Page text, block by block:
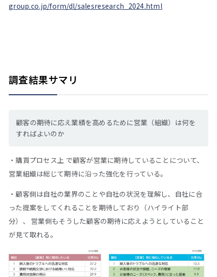
group.co.jp/form/dl/salesresearch_2024.html
調査結果サマリ
顧客の期待に応え業績を高めるために営業（組織）は何を
すればよいのか
・購買プロセス上 で顧客が営業に期待していることについて、
営業組織は総じて期待に沿った強化を行っている。
・顧客側は自社の業界のことや自社の状況を理解し、自社に合
った提案をしてくれることを期待しており（ハイライト部
分）、 営業側もそうした顧客の期待に応えようとしていること
が見て取れる。